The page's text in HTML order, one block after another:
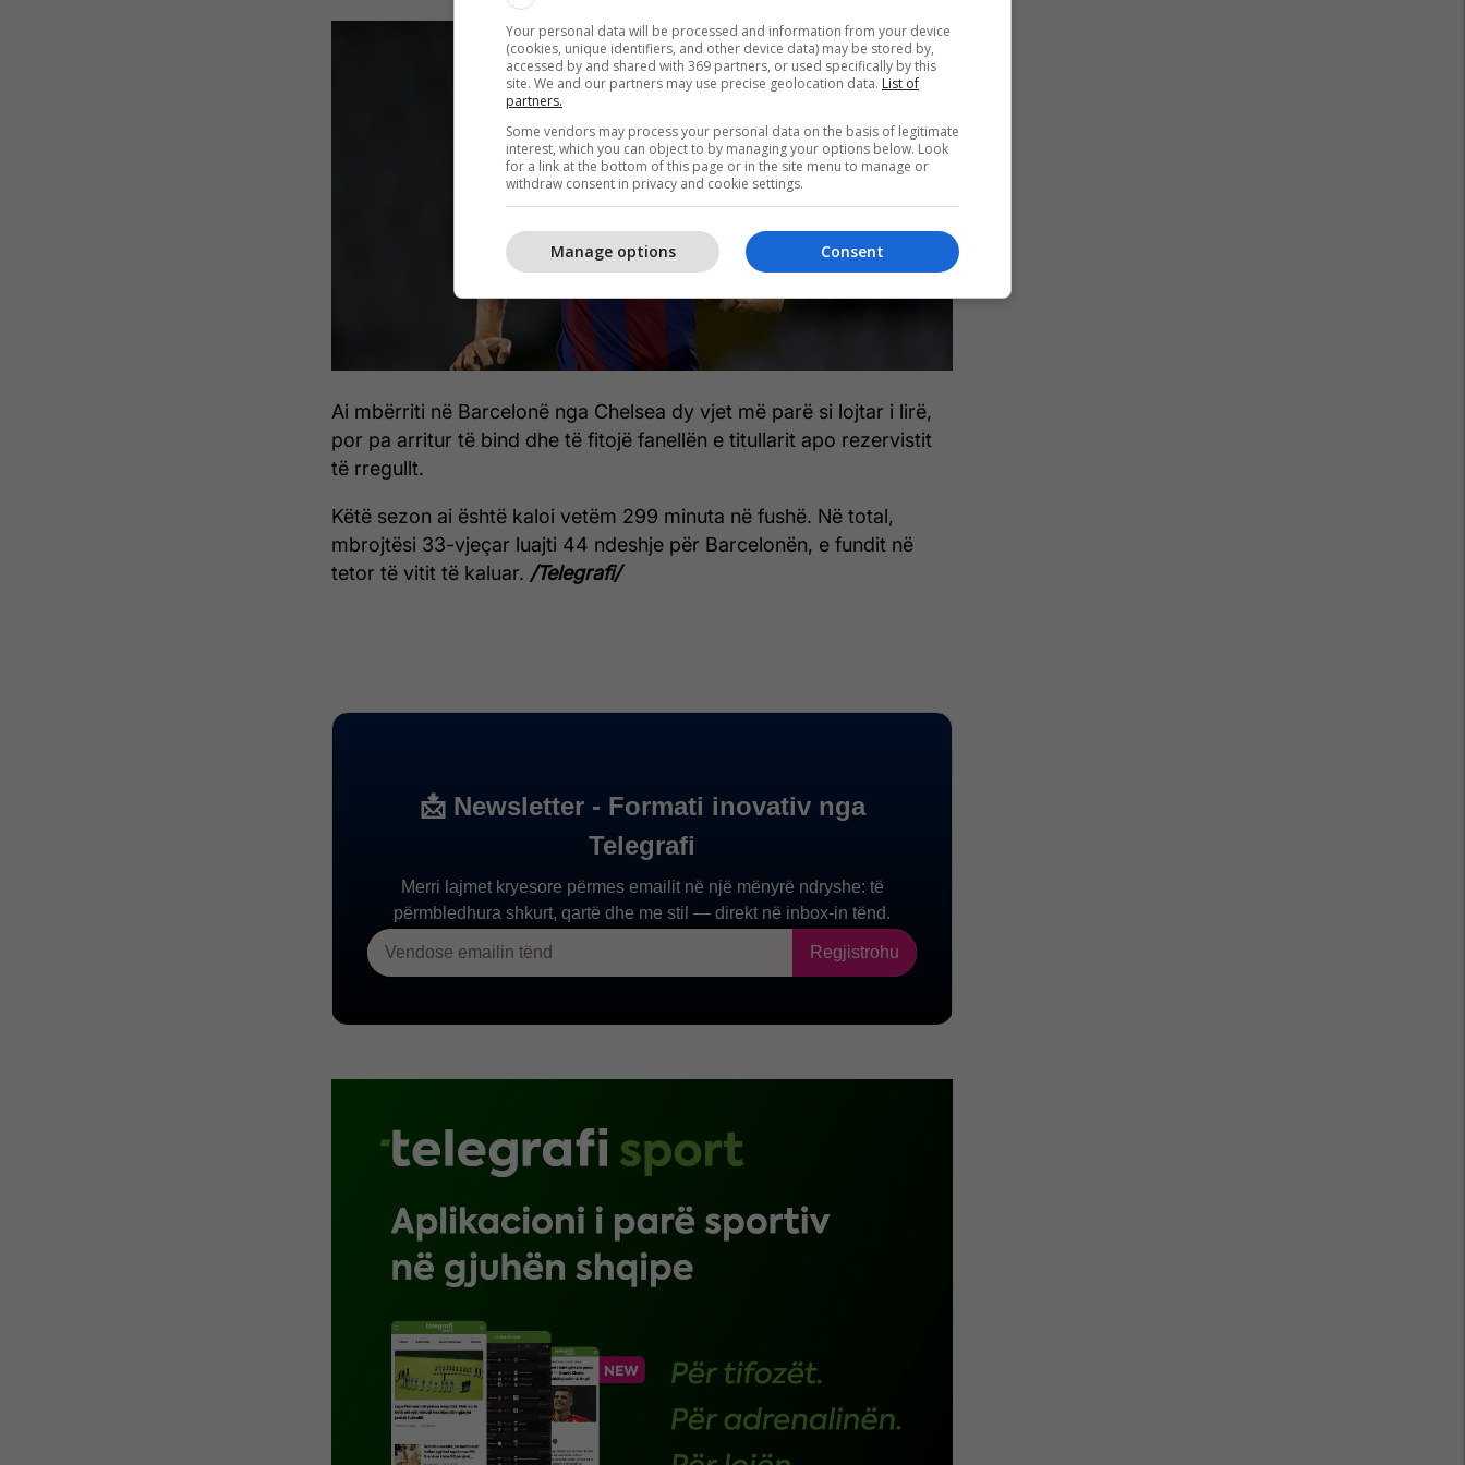
Ai mbërriti në Barcelonë nga Chelsea dy vjet më parë si lojtar i lirë,
por pa arritur të bind dhe të fitojë fanellën e titullarit apo rezervistit
të rregullt.
Këtë sezon ai është kaloi vetëm 299 minuta në fushë. Në total,
mbrojtësi 33-vjeçar luajti 44 ndeshje për Barcelonën, e fundit në
tetor të vitit të kaluar. /Telegrafi/
Your personal data will be processed and information from your device
(cookies, unique identifiers, and other device data) may be stored by,
accessed by and shared with 369 partners, or used specifically by this
site. We and our partners may use precise geolocation data. List of
partners.
Some vendors may process your personal data on the basis of legitimate
interest, which you can object to by managing your options below. Look
for a link at the bottom of this page or in the site menu to manage or
withdraw consent in privacy and cookie settings.
Consent
Manage options